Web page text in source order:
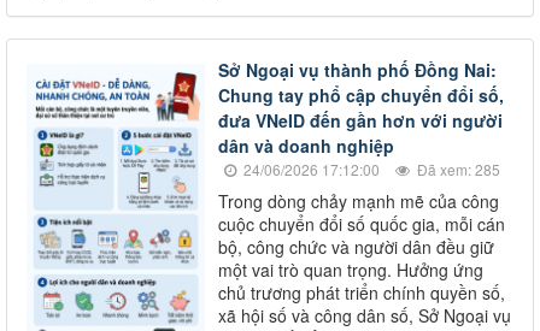
Sở Ngoại vụ thành phố Đồng Nai:
Chung tay phổ cập chuyển đổi số,
đưa VNeID đến gần hơn với người
dân và doanh nghiệp
24/06/2026 17:12:00 Đã xem: 285
Trong dòng chảy mạnh mẽ của công
cuộc chuyển đổi số quốc gia, mỗi cán
bộ, công chức và người dân đều giữ
một vai trò quan trọng. Hưởng ứng
chủ trương phát triển chính quyền số,
xã hội số và công dân số, Sở Ngoại vụ